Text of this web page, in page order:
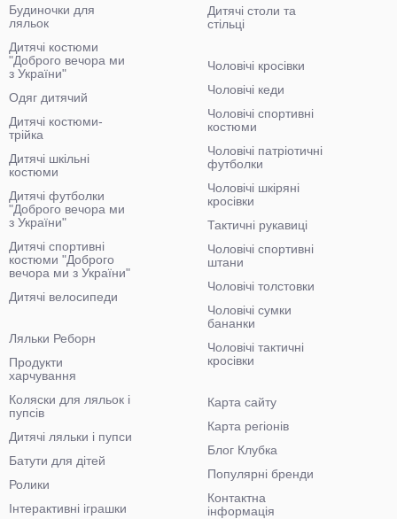
Дитячі столи та
стільці
Будиночки для
ляльок
Дитячі костюми
"Доброго вечора ми
з України"
Одяг дитячий
Дитячі костюми-
трійка
Дитячі шкільні
костюми
Дитячі футболки
"Доброго вечора ми
з України"
Дитячі спортивні
костюми "Доброго
вечора ми з України"
Дитячі велосипеди
Чоловічі кросівки
Чоловічі кеди
Чоловічі спортивні
костюми
Чоловічі патріотичні
футболки
Чоловічі шкіряні
кросівки
Тактичні рукавиці
Чоловічі спортивні
штани
Чоловічі толстовки
Чоловічі сумки
бананки
Чоловічі тактичні
кросівки
Ляльки Реборн
Продукти
харчування
Коляски для ляльок і
пупсів
Дитячі ляльки і пупси
Батути для дітей
Ролики
Інтерактивні іграшки
Карта сайту
Карта регіонів
Блог Клубка
Популярні бренди
Контактна
інформація